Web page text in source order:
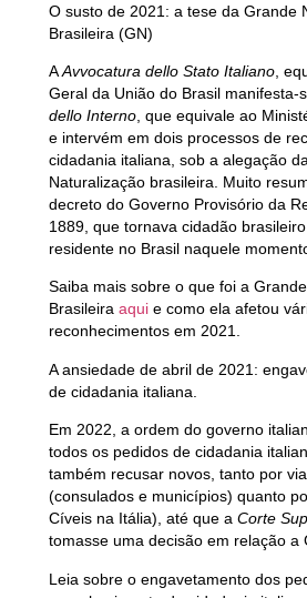
O susto de 2021: a tese da Grande
Brasileira (GN)
AAvvocatura dello Stato Italiano,
Geral da União do Brasil manifesta-
dello Interno, que equivale ao
e intervém em dois processos de
cidadania italiana, sob a alegação
Naturalização brasileira. Muito
decreto do Governo Provisório da
1889, que tornava cidadão brasileiro
residente no Brasil naquele
Saiba mais sobre o que foi a
Brasileira aquie como ela afetou
reconhecimentos em 2021.
A ansiedade de abril de 2021:
de cidadania italiana.
Em 2022, a ordem do governo
todos os pedidos de cidadania
também recusar novos, tanto por
(consulados e municípios) quanto
Cíveis na Itália), até que a Corte
tomasse uma decisão em relação a
Leia sobre o engavetamento dos